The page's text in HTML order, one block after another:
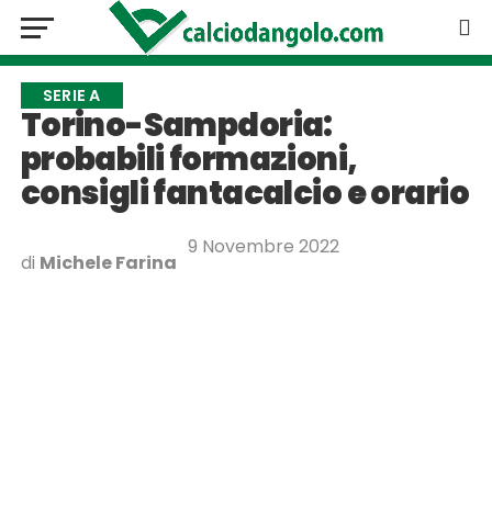
SERIE A
Torino-Sampdoria:
probabili formazioni,
consigli fantacalcio e orario
di Michele Farina
9 Novembre 2022